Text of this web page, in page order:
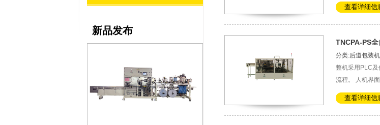
新品发布
查看详细信
TNCPA-PS
分类:后道包装
整机采用PLC
流程。 人机界
查看详细信